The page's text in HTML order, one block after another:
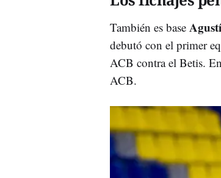
También es base
debutó con el primer
ACB contra el Betis.
ACB.